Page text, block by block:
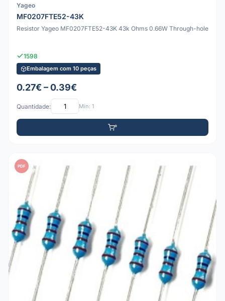
Yageo
MF0207FTE52-43K
Resistor Yageo MF0207FTE52-43K 43k Ohms 0.66W Through-hole
1598
Embalagem com 10 peças
0.27€ – 0.39€
Quantidade: Mín: 1
PDF